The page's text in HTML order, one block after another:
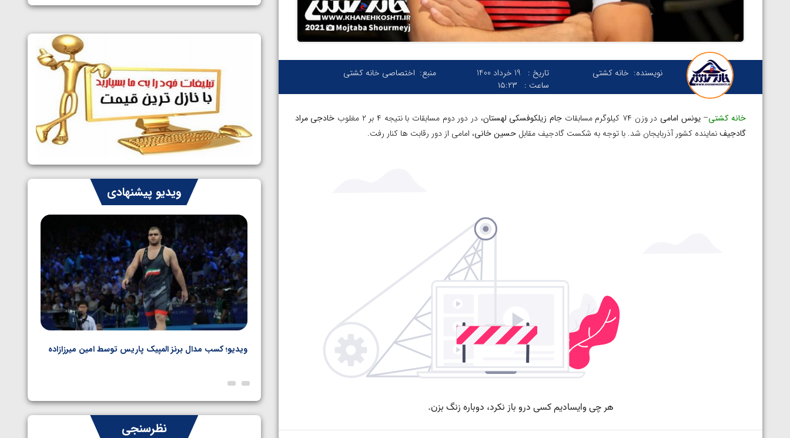
نویسنده: خانه کشتی تاریخ :
19 خرداد 1400
ساعت :
۱۵:۲۳
منبع: اختصاصی خانه کشتی
خانه کشتی–یونس امامی در وزن ۷۴ کیلوگرم مسابقات جام زیلکوفسکی لهستان، در دور دوم مسابقات با نتیجه ۴ بر ۲ مغلوب
خادجی مراد
گادجیفنماینده کشور آذربایجان شد. با توجه به شکست گادجیف مقابل حسین خانی، امامی از دور رقابت ها کنار رفت.
نمایندگان ایران مشخص شدند
سوم برای ایران
1405/05/07
ایران چشم به راه چهار مدال در پنج وزن
دوم کشتی فرنگی نوجوانان جهان
1405/05/06
ویدیو پیشنهادی
ویدیو؛ پیروزی هادی ساروی مقابل آرتور الکسانیان در فینال
ویدیو؛ برد قاطع مهمدی مقابل کلمبیا در دور اول المپیک
پاریس
ویدیو؛ کسب مدال برنز المپیک پاریس توسط امین میرزازاده
نظرسنجی